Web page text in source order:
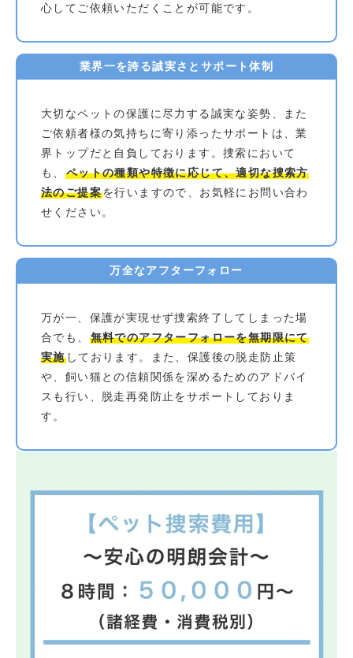
心してご依頼いただくことが可能です。
業界一を誇る誠実さとサポート体制
大切なペットの保護に尽力する誠実な姿勢、また
ご依頼者様の気持ちに寄り添ったサポートは、業
界トップだと自負しております。捜索において
も、 ペットの種類や特徴に応じて、適切な捜索方
法のご提案を行いますので、お気軽にお問い合わ
せください。
万全なアフターフォロー
万が一、保護が実現せず捜索終了してしまった場
合でも、 無料でのアフターフォローを無期限にて
実施しております。また、保護後の脱走防止策
や、飼い猫との信頼関係を深めるためのアドバイ
スも行い、脱走再発防止をサポートしておりま
す。